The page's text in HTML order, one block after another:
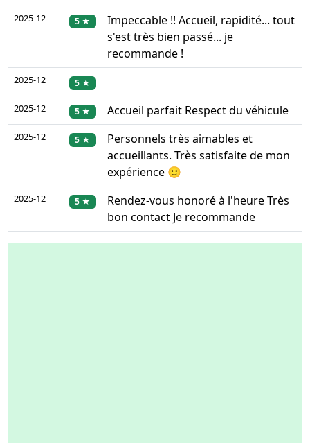
2025-12 5 ★
Impeccable !! Accueil, rapidité... tout
s'est très bien passé... je
recommande !
2025-12 5 ★
2025-12 5 ★ Accueil parfait Respect du véhicule
2025-12 5 ★
Personnels très aimables et
accueillants. Très satisfaite de mon
expérience 🙂
2025-12 5 ★
Rendez-vous honoré à l'heure Très
bon contact Je recommande